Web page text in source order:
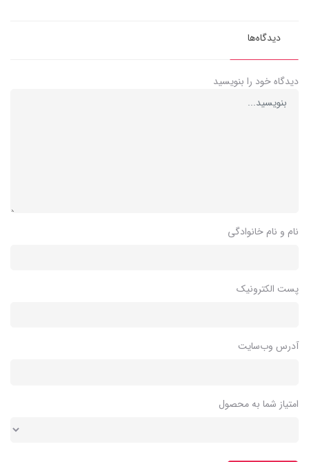
دیدگاه‌ها
دیدگاه خود را بنویسید
نام و نام خانوادگی
پست الکترونیک
آدرس وب‌سایت
امتیاز شما به محصول